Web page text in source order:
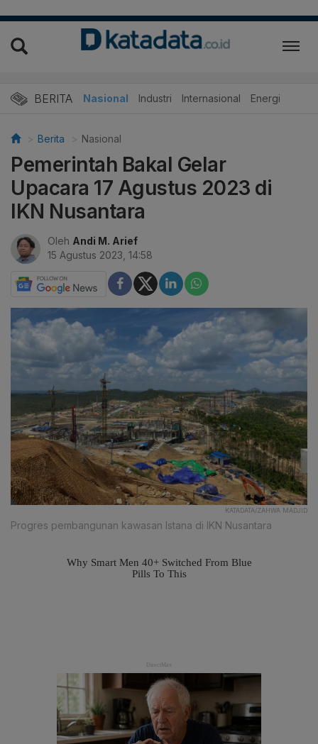
BERITA Nasional Industri Internasional Energi
Berita Nasional
Pemerintah Bakal Gelar
Upacara 17 Agustus 2023 di
IKN Nusantara
Oleh Andi M. Arief
15 Agustus 2023, 14:58
KATADATA/ZAHWA MADJID
Progres pembangunan kawasan Istana di IKN Nusantara